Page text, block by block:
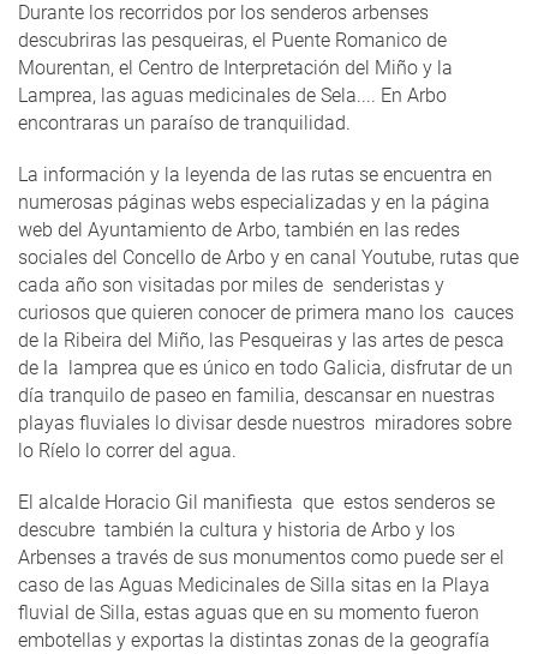
Durante los recorridos por los senderos arbenses
descubriras las pesqueiras, el Puente Romanico de
Mourentan, el Centro de Interpretación del Miño y la
Lamprea, las aguas medicinales de Sela.... En Arbo
encontraras un paraíso de tranquilidad.
La información y la leyenda de las rutas se encuentra en
numerosas páginas webs especializadas y en la página
web del Ayuntamiento de Arbo, también en las redes
sociales del Concello de Arbo y en canal Youtube, rutas que
cada año son visitadas por miles de senderistas y
curiosos que quieren conocer de primera mano los cauces
de la Ribeira del Miño, las Pesqueiras y las artes de pesca
de la lamprea que es único en todo Galicia, disfrutar de un
día tranquilo de paseo en familia, descansar en nuestras
playas fluviales lo divisar desde nuestros miradores sobre
lo Ríelo lo correr del agua.
El alcalde Horacio Gil manifiesta que estos senderos se
descubre también la cultura y historia de Arbo y los
Arbenses a través de sus monumentos como puede ser el
caso de las Aguas Medicinales de Silla sitas en la Playa
fluvial de Silla, estas aguas que en su momento fueron
embotellas y exportas la distintas zonas de la geografía